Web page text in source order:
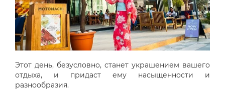
Этот день, безусловно, станет украшением вашего
отдыха, и придаст ему насыщенности и
разнообразия.